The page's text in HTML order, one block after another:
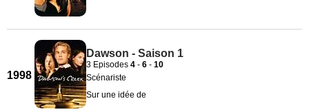
1998
Dawson - Saison 1
3 Episodes 4 - 6 - 10
Scénariste
Sur une idée de